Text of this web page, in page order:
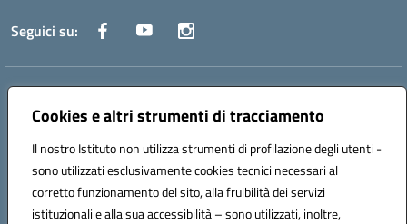
Cookies e altri strumenti di tracciamento
Il nostro Istituto non utilizza strumenti di profilazione degli utenti -
sono utilizzati esclusivamente cookies tecnici necessari al
corretto funzionamento del sito, alla fruibilità dei servizi
istituzionali e alla sua accessibilità – sono utilizzati, inoltre,
Seguici su:
Indirizzo:
Centralino:0882 331218 Email:fgps210002@istruzione.it
Codice fiscale: 93071630714
Codice meccanografico:
FGPS210002
Codice unico di fatturazione (CUF): UF7W9K